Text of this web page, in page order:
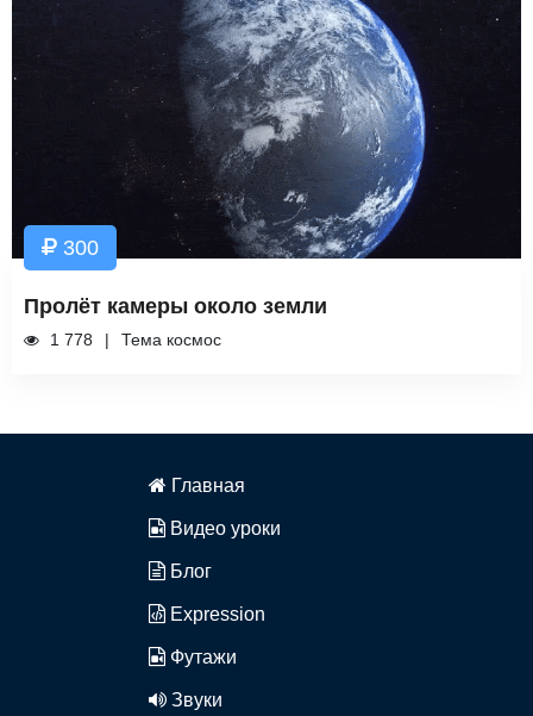
300
Пролёт камеры около земли
1 778 Тема космос
Главная
Видео уроки
Блог
Expression
Футажи
Звуки